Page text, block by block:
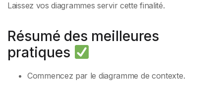
Laissez vos diagrammes servir cette finalité.
Résumé des meilleures
pratiques
Commencez par le diagramme de contexte.